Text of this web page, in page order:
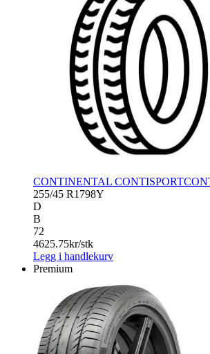
CONTINENTAL
255/45 R1798Y
D
B
72
4625.75kr/stk
Legg i handlekurv
Premium